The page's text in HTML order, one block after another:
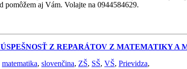
aj Vám. Volajte na 0944584629.
Z REPARÁTOV Z MATEMATIKY A
matematika, slovenčina, ZŠ, SŠ, VŠ, Prievidza,